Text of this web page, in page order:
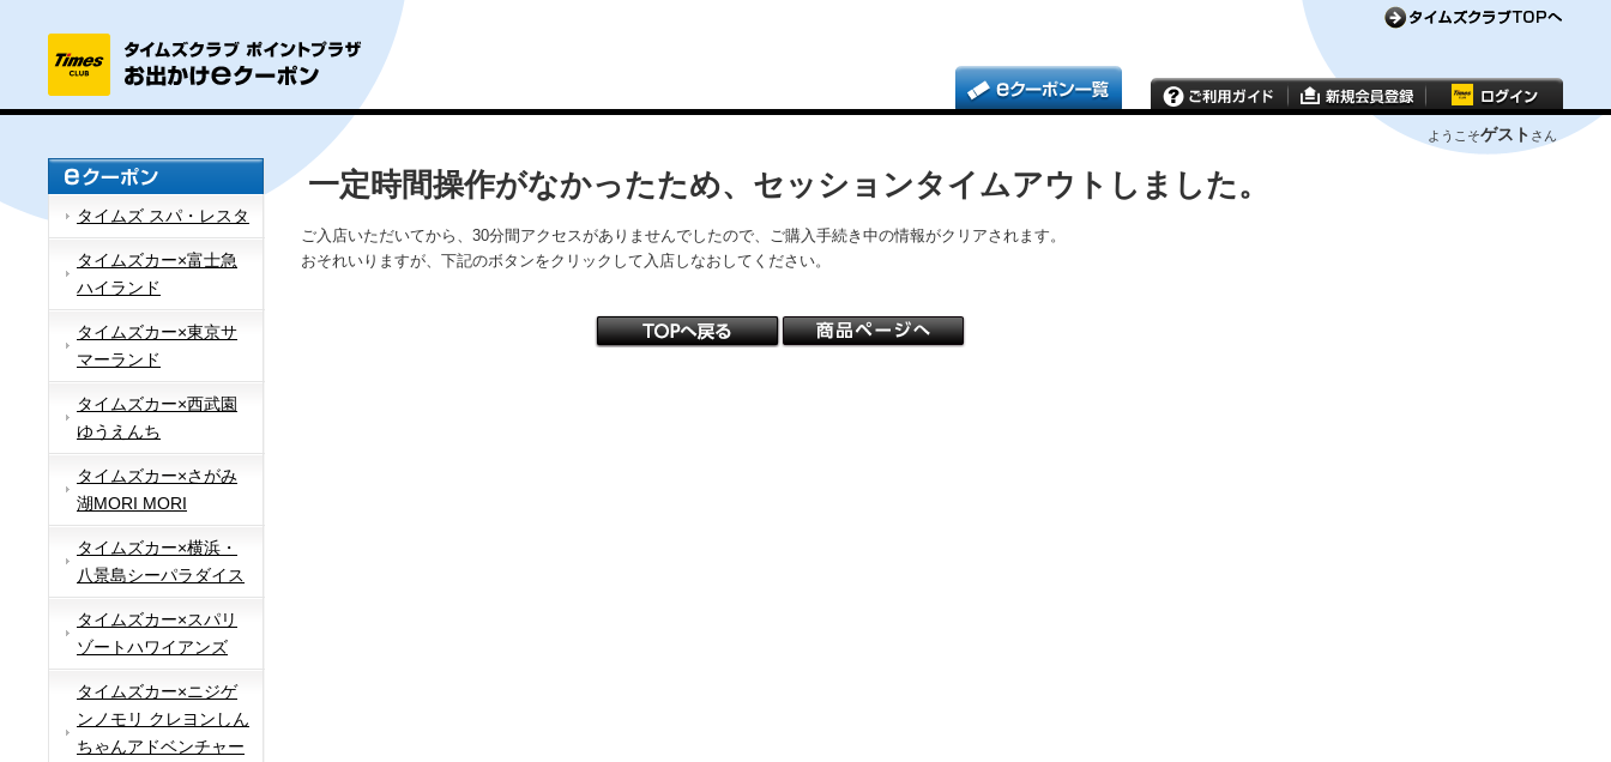
ようこそゲスト さん
タイムズ スパ・レスタ
タイムズカー×富士急
ハイランド
タイムズカー×東京サ
マーランド
タイムズカー×西武園
ゆうえんち
タイムズカー×さがみ
湖MORI MORI
タイムズカー×横浜・
八景島シーパラダイス
タイムズカー×スパリ
ゾートハワイアンズ
タイムズカー×ニジゲ
ンノモリ クレヨンしん
ちゃんアドベンチャー
一定時間操作がなかったため、セッションタイムアウトしました。
ご入店いただいてから、30分間アクセスがありませんでしたので、ご購入手続き中の情報がクリアされます。
おそれいりますが、下記のボタンをクリックして入店しなおしてください。